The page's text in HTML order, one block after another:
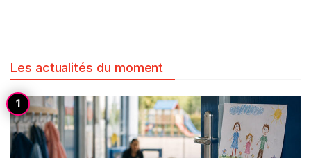
Les actualités du moment